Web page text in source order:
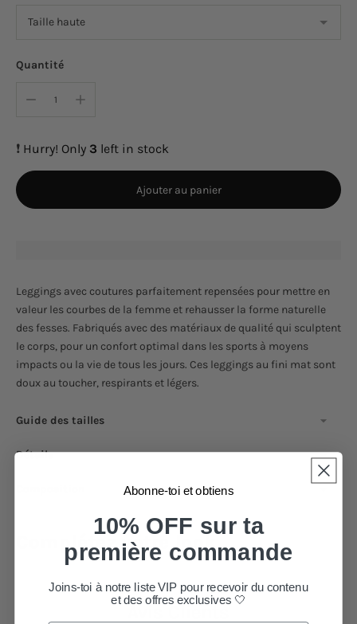
Quantité
❗️ Hurry! Only 3 left in stock
Ajouter au panier
Leggings avec coutures parfaitement repensées pour mettre en
valeur les courbes de la femme et rehausser la forme naturelle
des fesses. Fabriqués avec des matériaux de qualité qui sculptent
le corps, pour un confort optimal dans les sports à moyens
impacts ou la vie de tous les jours. Ces leggings au fini mat sont
doux au toucher, respirants et légers.
Guide des tailles
Détails
Complétez votre look
Abonne-toi et obtiens
10% OFF sur ta
première commande
Joins-toi à notre liste VIP pour recevoir du contenu
et des offres exclusives 🤍